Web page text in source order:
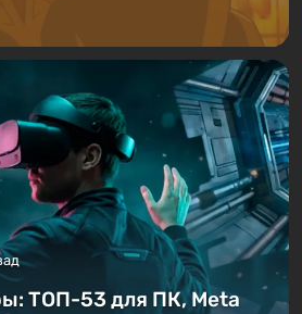
ТОП-53 для ПК, Meta